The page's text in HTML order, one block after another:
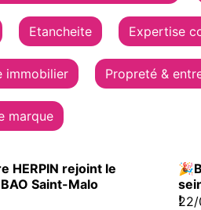
Etancheite Expertise
immobilier Propreté &
marque
HERPIN rejoint le
Saint-Malo
!22/